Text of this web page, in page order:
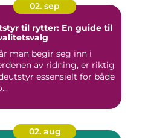
02. sep
til rytter: En guide til
man begir seg inn i
av ridning, er riktig
essensielt for både
02. aug